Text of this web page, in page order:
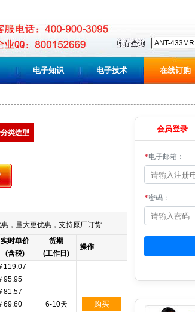
电子知识 电子技术 在线订购
类选型
，量大更优惠，支持原厂订货
实时单价
(含税)
货期
(工作日)
操作
119.07
95.95
81.57
69.60
6-10天 购买
会员登录
*电子邮箱：
*密码：